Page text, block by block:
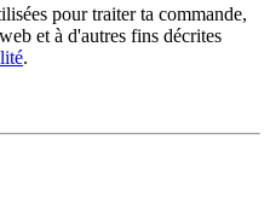
pour traiter ta commande,
et à d'autres fins décrites
.